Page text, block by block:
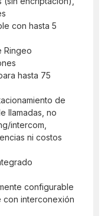
con hasta 5
Ringeo
hasta 75
de
llamadas, no
intercom,
ni costos
configurable
con interconexión